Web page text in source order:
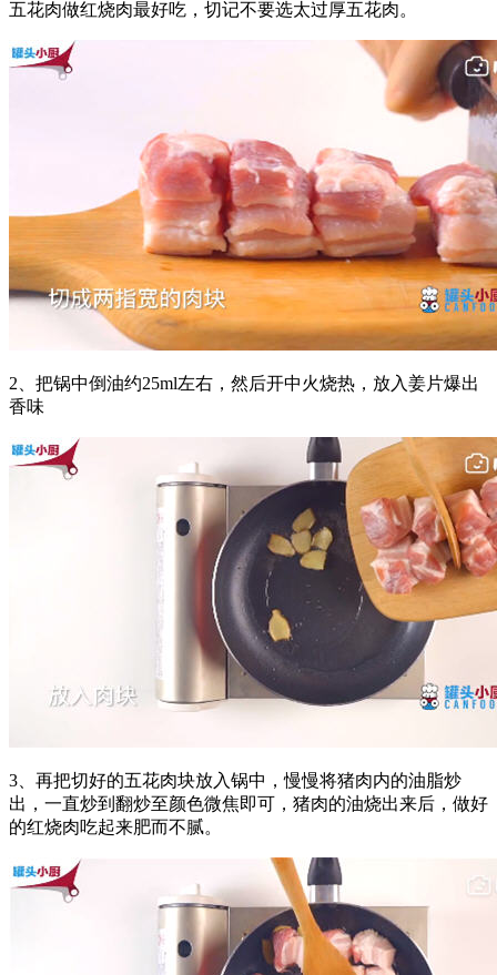
五花肉做红烧肉最好吃，切记不要选太过厚五花肉。
2、把锅中倒油约25ml左右，然后开中火烧热，放入姜片爆出
香味
3、再把切好的五花肉块放入锅中，慢慢将猪肉内的油脂炒
出，一直炒到翻炒至颜色微焦即可，猪肉的油烧出来后，做好
的红烧肉吃起来肥而不腻。